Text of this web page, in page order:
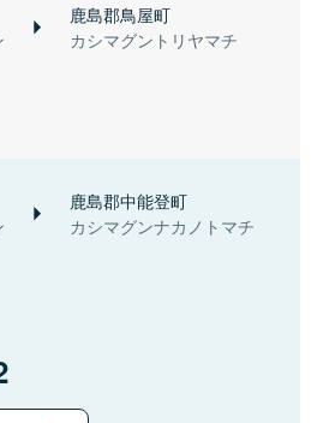
鹿島郡鳥屋町
カシマグントリヤマチ
鹿島郡中能登町
カシマグンナカノトマチ